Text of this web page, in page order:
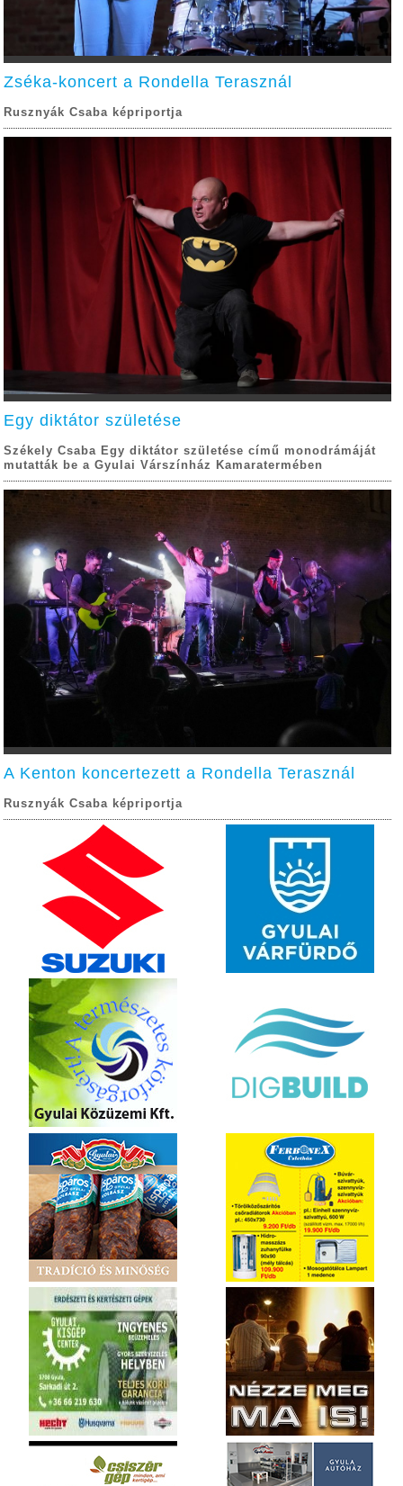
Zséka-koncert a Rondella Terasznál
Rusznyák Csaba képriportja
Egy diktátor születése
Székely Csaba Egy diktátor születése című monodrámáját
mutatták be a Gyulai Várszínház Kamaratermében
A Kenton koncertezett a Rondella Terasznál
Rusznyák Csaba képriportja